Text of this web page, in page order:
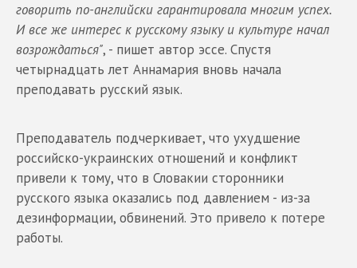
говорить по-английски гарантировала многим успех.
И все же интерес к русскому языку и культуре начал
возрождаться", - пишет автор эссе. Спустя
четырнадцать лет Аннамария вновь начала
преподавать русский язык.
Преподаватель подчеркивает, что ухудшение
российско-украинских отношений и конфликт
привели к тому, что в Словакии сторонники
русского языка оказались под давлением - из-за
дезинформации, обвинений. Это привело к потере
работы.